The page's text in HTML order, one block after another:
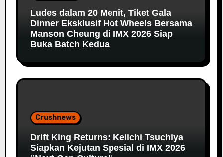
Ludes dalam 20 Menit, Tiket Gala
Dinner Eksklusif Hot Wheels Bersama
Manson Cheung di IMX 2026 Siap
Buka Batch Kedua
Crushnews
Drift King Returns: Keiichi Tsuchiya
Siapkan Kejutan Spesial di IMX 2026